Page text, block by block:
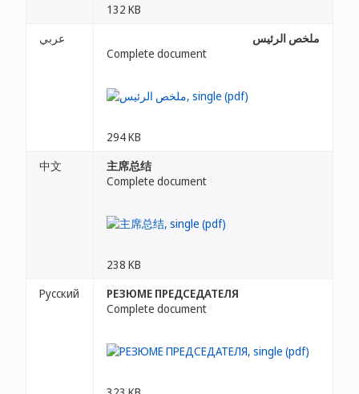
132 KB
عربي
ملخص الرئيس
Complete document
294 KB
中文
主席总结
Complete document
238 KB
Русский
РЕЗЮМЕ ПРЕДСЕДАТЕЛЯ
Complete document